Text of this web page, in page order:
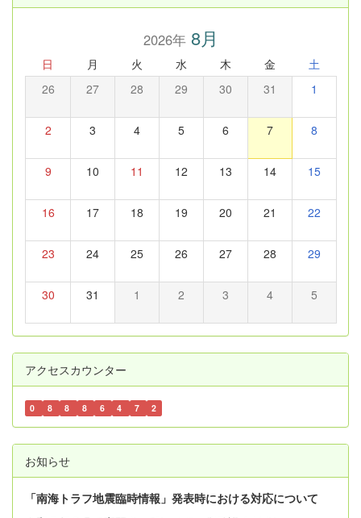
2026年8月
日 月 火 水 木 金 土
26 27 28 29 30 31 1
2 3 4 5 6 7 8
9 10 11 12 13 14 15
16 17 18 19 20 21 22
23 24 25 26 27 28 29
30 31 1 2 3 4 5
アクセスカウンター
0 8 8 8 6 4 7 2
お知らせ
「南海トラフ地震臨時情報」発表時における対応について